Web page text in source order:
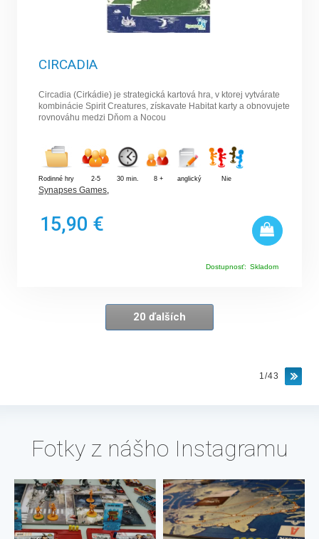
CIRCADIA
Circadia (Cirkádie) je strategická kartová hra, v ktorej vytvárate
kombinácie Spirit Creatures, získavate Habitat karty a obnovujete
rovnováhu medzi Dňom a Nocou
Rodinné hry 2-5 30 min. 8 + anglický Nie
Synapses Games,
15,90 €
Dostupnosť: Skladom
20 ďalších
1/43
Fotky z nášho Instagramu